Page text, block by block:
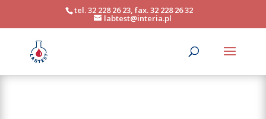
tel. 32 228 26 23, fax. 32 228 26 32
labtest@interia.pl